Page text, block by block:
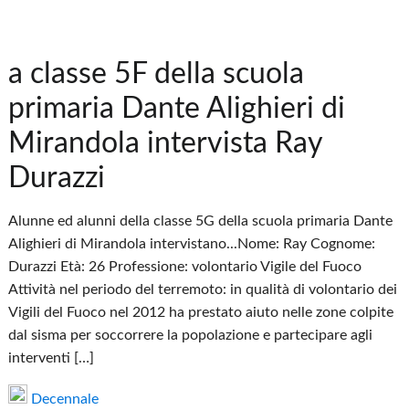
a classe 5F della scuola
primaria Dante Alighieri di
Mirandola intervista Ray
Durazzi
Alunne ed alunni della classe 5G della scuola primaria Dante
Alighieri di Mirandola intervistano...Nome: Ray Cognome:
Durazzi Età: 26 Professione: volontario Vigile del Fuoco
Attività nel periodo del terremoto: in qualità di volontario dei
Vigili del Fuoco nel 2012 ha prestato aiuto nelle zone colpite
dal sisma per soccorrere la popolazione e partecipare agli
interventi […]
Decennale